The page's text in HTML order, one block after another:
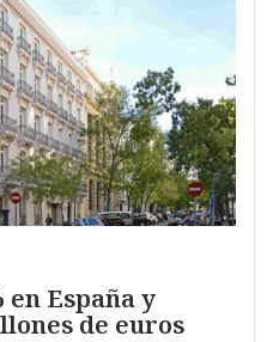
España y
de euros